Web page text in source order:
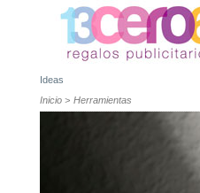
Ideas
Inicio > Herramientas